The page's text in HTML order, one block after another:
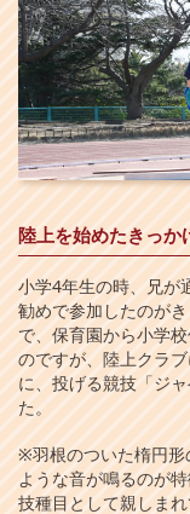
陸上を始めたきっか
小学4年生の時、兄が
勧めで参加したのが
で、保育園から小学
のですが、陸上クラ
に、投げる競技「ジ
た。
※羽根のついた楕円形
ような音が鳴るのが
技種目として親しま